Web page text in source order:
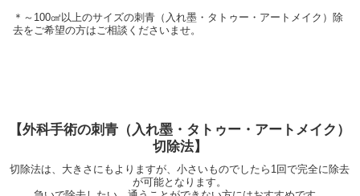
＊～100㎠以上のサイズの刺青（入れ墨・タトゥー・アートメイク）除
去をご希望の方はご相談くださいませ。
【外科手術の刺青（入れ墨・タトゥー・アートメイク）
切除法】
切除法は、大きさにもよりますが、小さいものでしたら1回で完全に除去
が可能となります。